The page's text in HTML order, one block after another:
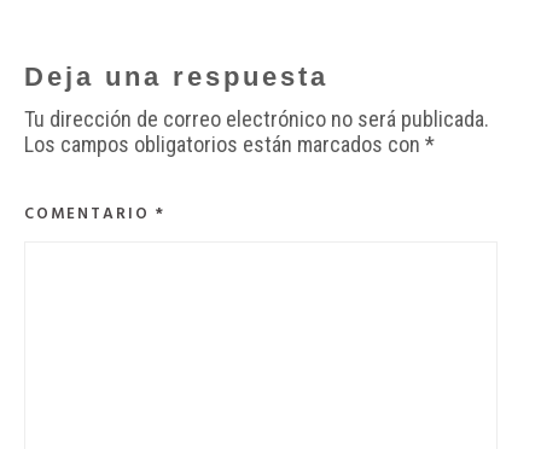
Deja una respuesta
Tu dirección de correo electrónico no será publicada.
Los campos obligatorios están marcados con *
COMENTARIO *